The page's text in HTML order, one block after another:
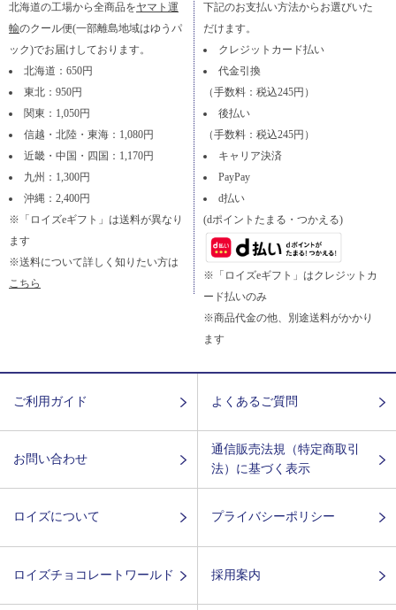
北海道の工場から全商品をヤマト運
輸のクール便(一部離島地域はゆうパ
ック)でお届けしております。
北海道：650円
東北：950円
関東：1,050円
信越・北陸・東海：1,080円
近畿・中国・四国：1,170円
九州：1,300円
沖縄：2,400円
※「ロイズeギフト」は送料が異なり
ます
※送料について詳しく知りたい方は
こちら
下記のお支払い方法からお選びいた
だけます。
クレジットカード払い
代金引換
（手数料：税込245円）
後払い
（手数料：税込245円）
キャリア決済
PayPay
d払い
(dポイントたまる・つかえる)
※「ロイズeギフト」はクレジットカ
ード払いのみ
※商品代金の他、別途送料がかかり
ます
ご利用ガイド よくあるご質問
お問い合わせ
通信販売法規（特定商取引
法）に基づく表示
ロイズについて プライバシーポリシー
ロイズチョコレートワールド 採用案内